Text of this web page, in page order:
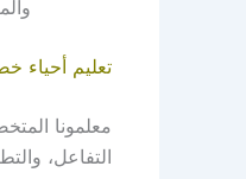
تعليم أحياء
معلمونا
التفاعل،